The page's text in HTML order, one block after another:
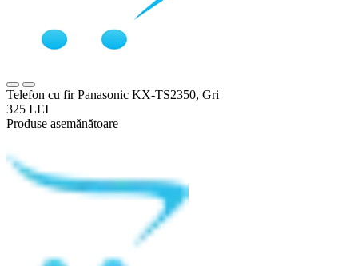
Telefon cu fir Panasonic KX-TS2350, Gri
325 LEI
Produse asemănătoare